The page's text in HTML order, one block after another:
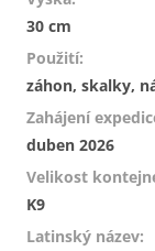
30 cm
Použití:
záhon, skalky,
Zahájení
duben 2026
Velikost
K9
Latinský název: